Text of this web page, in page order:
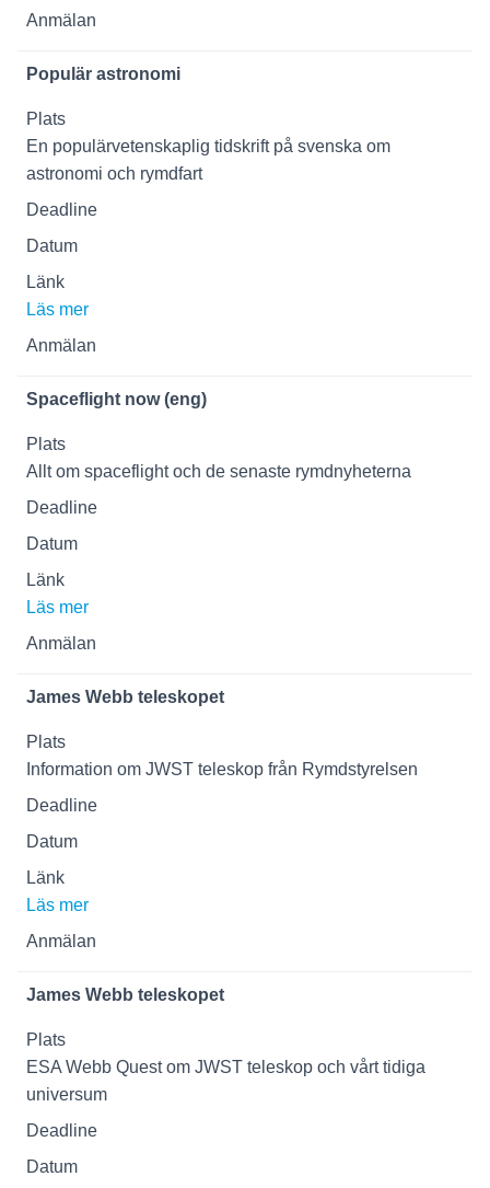
Populär astronomi
En populärvetenskaplig tidskrift på svenska om
astronomi och rymdfart
Läs mer
Spaceflight now (eng)
Allt om spaceflight och de senaste rymdnyheterna
Läs mer
James Webb teleskopet
Information om JWST teleskop från Rymdstyrelsen
Läs mer
James Webb teleskopet
ESA Webb Quest om JWST teleskop och vårt tidiga
universum